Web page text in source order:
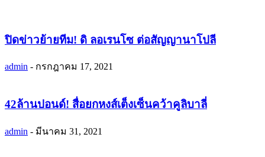
ปิดข่าวย้ายทีม! ดิ ลอเรนโซ ต่อสัญญานาโปลี
admin - กรกฎาคม 17, 2021
42ล้านปอนด์! สื่อยกหงส์เต็งเซ็นคว้าคูลิบาลี่
admin - มีนาคม 31, 2021